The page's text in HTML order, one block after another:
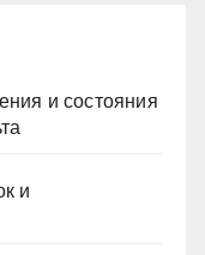
и состояния
и